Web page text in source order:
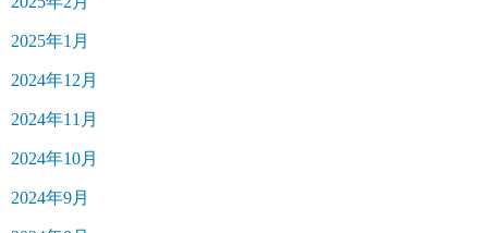
2025年1月
2024年12月
2024年11月
2024年10月
2024年9月